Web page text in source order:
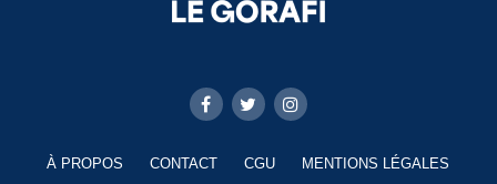
À PROPOS CONTACT CGU MENTIONS LÉGALES